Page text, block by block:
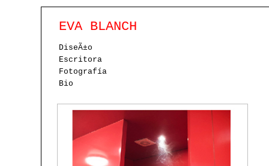
EVA BLANCH
DiseÃ±o
Escritora
Fotografía
Bio